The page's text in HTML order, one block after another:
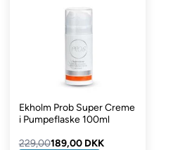
Ekholm Prob Super Creme
i Pumpeflaske 100ml
229,00189,00 DKK